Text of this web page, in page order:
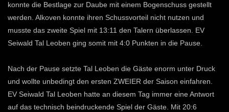
konnte die Bestlage zur Daube mit einem Bogenschuss gestellt
werden. Alkoven konnte ihren Schussvorteil nicht nutzen und
musste das zweite Spiel mit 13:11 den Talern überlassen. EV
Seiwald Tal Leoben ging somit mit 4:0 Punkten in die Pause.
Nach der Pause setzte Tal Leoben die Gäste enorm unter Druck
und wollte unbedingt den ersten ZWEIER der Saison einfahren.
EV Seiwald Tal Leoben hatte an diesem Tag immer eine Antwort
auf das technisch beindruckende Spiel der Gäste. Mit 20:6